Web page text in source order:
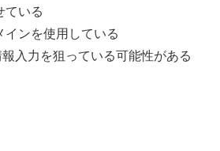
ている
ンを使用している
入力を狙っている可能性がある